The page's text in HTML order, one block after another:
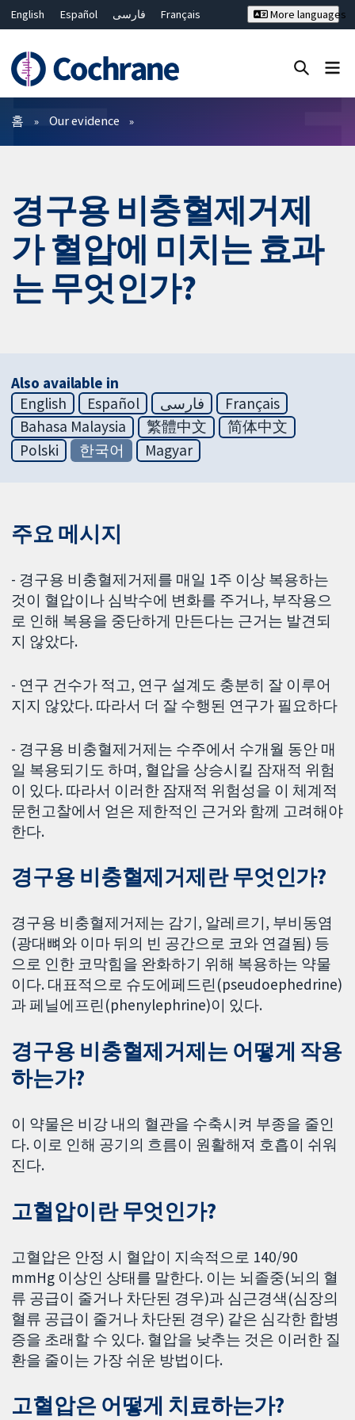
English Español فارسی
Français
Bahasa Malaysia
ไทย
繁體中文
简体中文
More languages
필터
홈 Our evidence
경구용 비충혈제거제
가 혈압에 미치는 효과
는 무엇인가?
Also available in
English
Español فارسی
Français
Bahasa Malaysia
繁體中文
简体中文
Polski
한국어 Magyar
주요 메시지
- 경구용 비충혈제거제를 매일 1주 이상 복용하는
것이 혈압이나 심박수에 변화를 주거나, 부작용으
로 인해 복용을 중단하게 만든다는 근거는 발견되
지 않았다.
- 연구 건수가 적고, 연구 설계도 충분히 잘 이루어
지지 않았다. 따라서 더 잘 수행된 연구가 필요하다
- 경구용 비충혈제거제는 수주에서 수개월 동안 매
일 복용되기도 하며, 혈압을 상승시킬 잠재적 위험
이 있다. 따라서 이러한 잠재적 위험성을 이 체계적
문헌고찰에서 얻은 제한적인 근거와 함께 고려해야
한다.
경구용 비충혈제거제란 무엇인가?
경구용 비충혈제거제는 감기, 알레르기, 부비동염
(광대뼈와 이마 뒤의 빈 공간으로 코와 연결됨) 등
으로 인한 코막힘을 완화하기 위해 복용하는 약물
이다. 대표적으로 슈도에페드린(pseudoephedrine)
과 페닐에프린(phenylephrine)이 있다.
경구용 비충혈제거제는 어떻게 작용
하는가?
이 약물은 비강 내의 혈관을 수축시켜 부종을 줄인
다. 이로 인해 공기의 흐름이 원활해져 호흡이 쉬워
진다.
고혈압이란 무엇인가?
고혈압은 안정 시 혈압이 지속적으로 140/90
mmHg 이상인 상태를 말한다. 이는 뇌졸중(뇌의 혈
류 공급이 줄거나 차단된 경우)과 심근경색(심장의
혈류 공급이 줄거나 차단된 경우) 같은 심각한 합병
증을 초래할 수 있다. 혈압을 낮추는 것은 이러한 질
환을 줄이는 가장 쉬운 방법이다.
고혈압은 어떻게 치료하는가?